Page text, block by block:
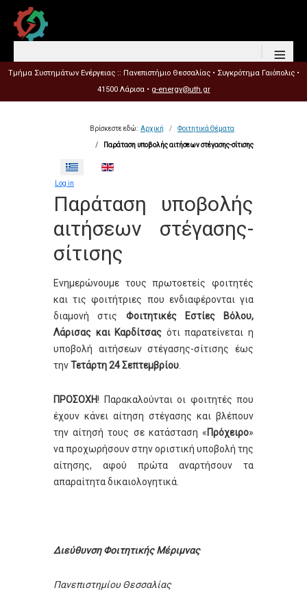
≡
Τμήμα Συστημάτων Ενέργειας :: Πανεπιστήμιο Θεσσαλίας • Συγκρότημα Γαιόπολις •
41500 Λάρισα • g-energy@uth.gr
Βρίσκεστε εδώ: Αρχική Φοιτητικά Θέματα
Παράταση υποβολής αιτήσεων στέγασης-σίτισης
Επιλέξτε τη γλώσσα σας
Log in
Παράταση υποβολής
αιτήσεων στέγασης-
σίτισης
Ενημερώνουμε τους πρωτοετείς φοιτητές
και τις φοιτήτριες που ενδιαφέρονται για
διαμονή στις Φοιτητικές Εστίες Βόλου,
Λάρισας και Καρδίτσας ότι παρατείνεται η
υποβολή αιτήσεων στέγασης-σίτισης έως
τηνΤετάρτη 24 Σεπτεμβρίου
ΠΡΟΣΟΧΗ! Παρακαλούνται οι φοιτητές που
έχουν κάνει αίτηση στέγασης και βλέπουν
την αίτησή τους σε κατάσταση «Πρόχειρο»
να προχωρήσουν στην οριστική υποβολή της
αίτησης, αφού πρώτα αναρτήσουν τα
απαραίτητα δικαιολογητικά.
Διεύθυνση Φοιτητικής Μέριμνας
Πανεπιστημίου Θεσσαλίας